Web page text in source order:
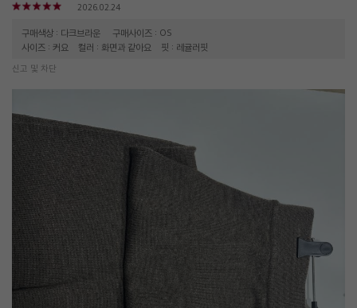
2026.02.24
구매색상 : 다크브라운
구매사이즈 : OS
사이즈 : 커요
컬러 : 화면과 같아요 핏 : 레귤러핏
신고 및 차단